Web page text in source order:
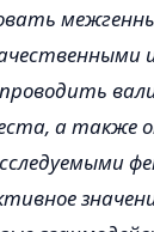
а также